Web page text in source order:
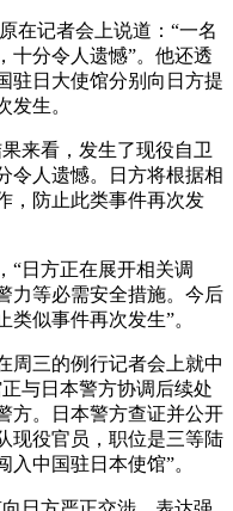
在记者会上说道：“一名
十分令人遗憾”。他还透
驻日大使馆分别向日方提
发生。
来看，发生了现役自卫
令人遗憾。日方将根据相
，防止此类事件再次发
“日方正在展开相关调
力等必需安全措施。今后
似事件再次发生”。
周三的例行记者会上就中
与日本警方协调后续处
方。日本警方查证并公开
现役官员，职位是三等陆
中国驻日本使馆”。